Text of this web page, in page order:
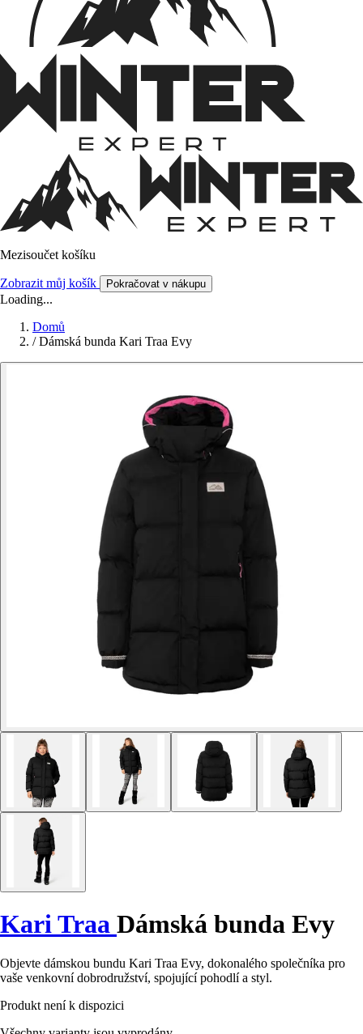
Mezisoučet košíku
Zobrazit můj košík Pokračovat v nákupu
Loading...
Domů
/ Dámská bunda Kari Traa Evy
Kari Traa Dámská bunda Evy
Objevte dámskou bundu Kari Traa Evy, dokonalého společníka pro
vaše venkovní dobrodružství, spojující pohodlí a styl.
Produkt není k dispozici